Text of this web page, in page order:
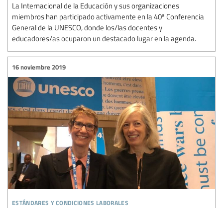
La Internacional de la Educación y sus organizaciones
miembros han participado activamente en la 40ª Conferencia
General de la UNESCO, donde los/las docentes y
educadores/as ocuparon un destacado lugar en la agenda.
estándares y condiciones laborales
16 noviembre 2019